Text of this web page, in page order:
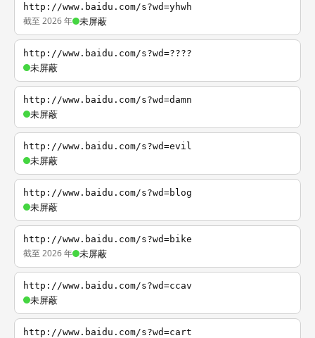
http://www.baidu.com/s?wd=yhwh
截至 2026 年 未屏蔽
http://www.baidu.com/s?wd=????
未屏蔽
http://www.baidu.com/s?wd=damn
未屏蔽
http://www.baidu.com/s?wd=evil
未屏蔽
http://www.baidu.com/s?wd=blog
未屏蔽
http://www.baidu.com/s?wd=bike
截至 2026 年 未屏蔽
http://www.baidu.com/s?wd=ccav
未屏蔽
http://www.baidu.com/s?wd=cart